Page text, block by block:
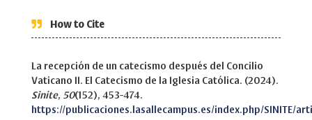
How to Cite
La recepción de un catecismo después del Concilio
Vaticano II. El Catecismo de la Iglesia Católica. (2024).
Sinite, 50(152), 453-474.
https://publicaciones.lasallecampus.es/index.php/SINITE/